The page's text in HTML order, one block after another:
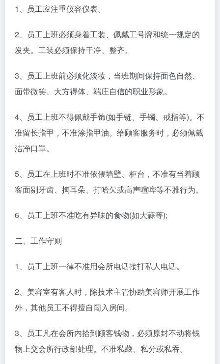
1、员工应注重仪容仪表。
2、员工上班必须身着工装、佩戴工号牌和统一规定的
发夹。工装必须保持干净、整齐。
3、员工上班前必须化淡妆，当班期间保持面色自然、
面带微笑、大方得体、端庄自信的职业形象。
4、员工上班不得佩戴手饰(如手链、手镯、戒指等)。不
准留长指甲，不准涂指甲油。给顾客服务时，必须佩戴
洁净口罩。
5、员工在上班时不准依偎墙壁、柜台，不准有当着顾
客面剔牙齿、掏耳朵、打哈欠或高声喧哗等不雅行为。
6、员工上班不准吃有异味的食物(如大蒜等);
二、工作守则
1、员工上班一律不准用会所电话接打私人电话。
2、美容室有客人时，除技术主管协助美容师开展工作
外，其他员工不得擅自闯入房间。
3、员工凡在会所内拾到顾客钱物，必须原封不动将钱
物上交会所行政部处理。不准私藏、私分或私吞。